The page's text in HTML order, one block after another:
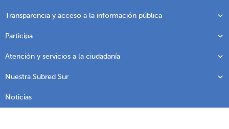
Transparencia y acceso a la información pública
Participa
Atención y servicios a la ciudadanía
Nuestra Subred Sur
Noticias